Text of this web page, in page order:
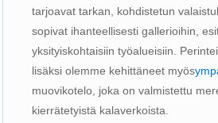
tarjoavat tarkan, kohdistetun
sopivat ihanteellisesti gallerioihin,
yksityiskohtaisiin työalueisiin.
lisäksi olemme kehittäneet myös
muovikotelo, joka on valmistettu
kierrätetyistä kalaverkoista.